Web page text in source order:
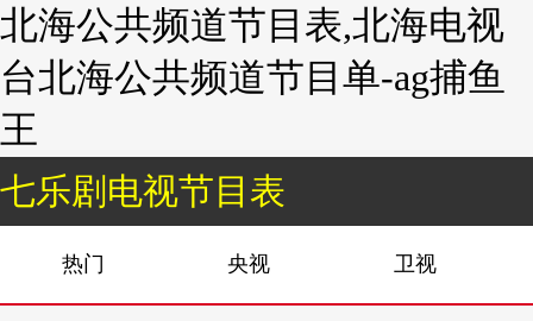
北海公共频道节目表,北海电视
台北海公共频道节目单-ag捕鱼
王
七乐剧电视节目表
热门 央视 卫视